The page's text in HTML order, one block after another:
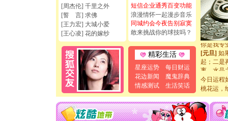
[周杰伦] 千里之外
[誓 言] 求佛
[王力宏] 大城小爱
[王心凌] 花的嫁纱
短信企业通秀百变功能
浪漫情怀一起漫步音乐
同城约会今夜告别寂寞
敢来挑战你的球技吗？
精彩生活
星座运势
每日财运
花边新闻
魔鬼辞典
情感测试
生活笑话
[圣诞节]
如意,快
[元旦]看
断电。爱
你是我专
[元旦]如
起；二是
离。水晶
泣，这痛
卖了。水
颜！冬去
道一声
今日运程
桃花运，